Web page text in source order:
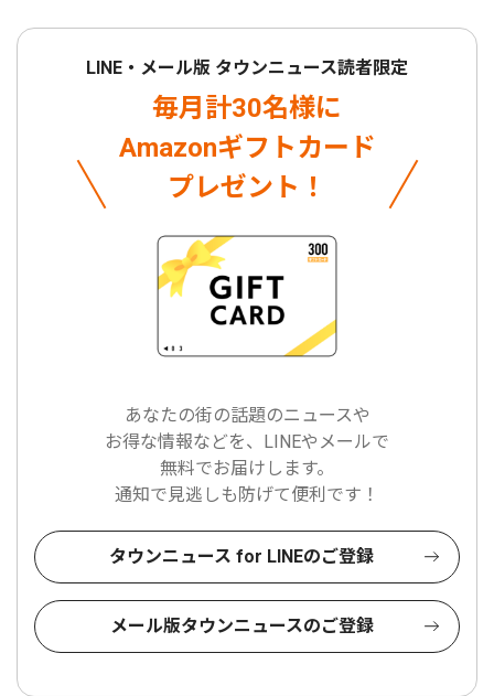
LINE・メール版 タウンニュース読者限定
毎月計30名様に
Amazonギフトカード
プレゼント！
あなたの街の話題のニュースや
お得な情報などを、LINEやメールで
無料でお届けします。
通知で見逃しも防げて便利です！
タウンニュース for LINEのご登録
メール版タウンニュースのご登録